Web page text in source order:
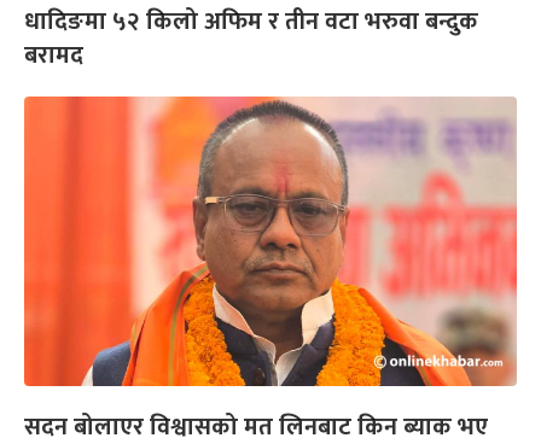
धादिङमा ५२ किलो अफिम र तीन वटा भरुवा बन्दुक
बरामद
सदन बोलाएर विश्वासको मत लिनबाट किन ब्याक भए